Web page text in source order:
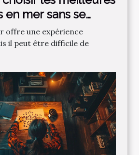
en mer sans se
offre une expérience
il peut être difficile de